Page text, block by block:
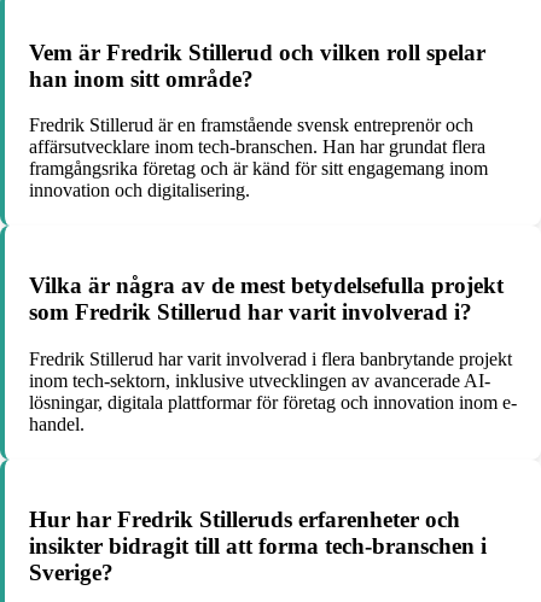
Vem är Fredrik Stillerud och vilken roll spelar
han inom sitt område?
Fredrik Stillerud är en framstående svensk entreprenör och
affärsutvecklare inom tech-branschen. Han har grundat flera
framgångsrika företag och är känd för sitt engagemang inom
innovation och digitalisering.
Vilka är några av de mest betydelsefulla projekt
som Fredrik Stillerud har varit involverad i?
Fredrik Stillerud har varit involverad i flera banbrytande projekt
inom tech-sektorn, inklusive utvecklingen av avancerade AI-
lösningar, digitala plattformar för företag och innovation inom e-
handel.
Hur har Fredrik Stilleruds erfarenheter och
insikter bidragit till att forma tech-branschen i
Sverige?